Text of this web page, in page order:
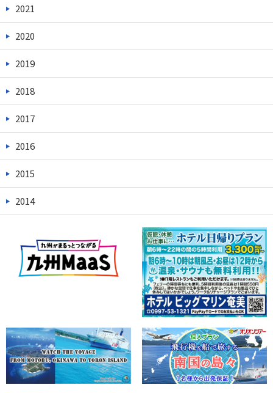
2021
2020
2019
2018
2017
2016
2015
2014